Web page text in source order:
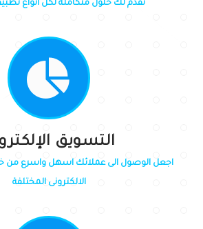
نقدم لك حلول متكاملة لكل انواع
التسويق
اجعل الوصول الى عملائك اسهل واسرع من
الالكترونى المختلفة